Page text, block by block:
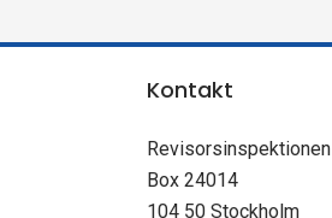
t
Kontakt
Revisorsinspektionen
Box 24014
104 50 Stockholm